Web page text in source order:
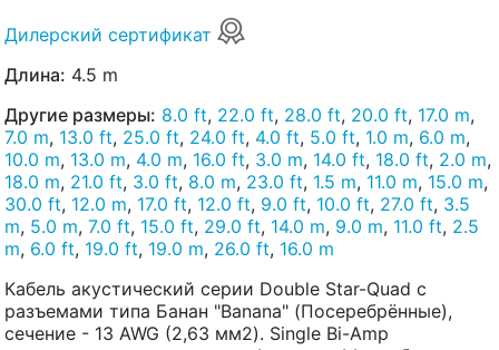
Дилерский сертификат
Длина: 4.5 m
Другие размеры: 8.0 ft, 22.0 ft, 28.0 ft, 20.0 ft, 17.0 m,
7.0 m, 13.0 ft, 25.0 ft, 24.0 ft, 4.0 ft, 5.0 ft, 1.0 m, 6.0 m,
10.0 m, 13.0 m, 4.0 m, 16.0 ft, 3.0 m, 14.0 ft, 18.0 ft, 2.0 m,
18.0 m, 21.0 ft, 3.0 ft, 8.0 m, 23.0 ft, 1.5 m, 11.0 m, 15.0 m,
30.0 ft, 12.0 m, 17.0 ft, 12.0 ft, 9.0 ft, 10.0 ft, 27.0 ft, 3.5
m, 5.0 m, 7.0 ft, 15.0 ft, 29.0 ft, 14.0 m, 9.0 m, 11.0 ft, 2.5
m, 6.0 ft, 19.0 ft, 19.0 m, 26.0 ft, 16.0 m
Кабель акустический серии Double Star-Quad с
разъемами типа Банан "Banana" (Посеребрённые),
сечение - 13 AWG (2,63 мм2). Single Bi-Amp